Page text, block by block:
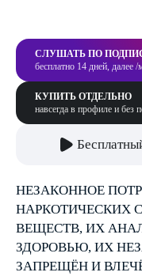
СЛУШАТЬ ПО
бесплатно 14 дней, далее /
КУПИТЬ ОТДЕЛЬНО
навсегда в профиле и без
НЕЗАКОННОЕ
НАРКОТИЧЕСКИХ
ВЕЩЕСТВ, ИХ
ЗДОРОВЬЮ, ИХ
ЗАПРЕЩЁН И